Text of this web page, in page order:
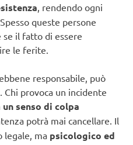
, rendendo ogni
queste persone
il fatto di essere
le ferite.
responsabile, può
provoca un incidente
un senso di colpa
potrà mai cancellare. Il
legale, ma psicologico ed